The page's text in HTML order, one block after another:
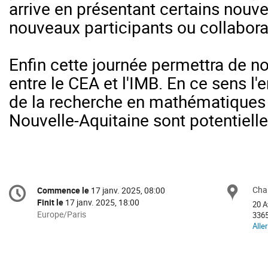
arrive en présentant certains
nouveaux participants ou
Enfin cette journée permettra de
entre le CEA et l'IMB. En ce sens
de la recherche en
Nouvelle-Aquitaine sont
Information
de
Date/Heure
Commence le 17 janv. 2025, 08:00
Finit le 17 janv. 2025, 18:00
Toutes
Europe/Paris
20